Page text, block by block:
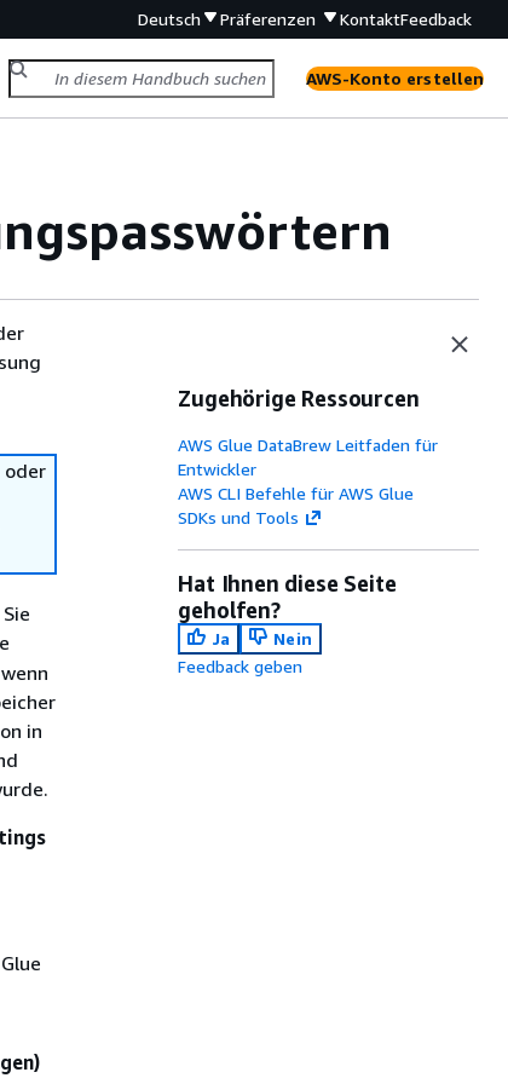
Deutsch Präferenzen KontaktFeedback
AWS-Konto erstellen
oder
in
Zugehörige Ressourcen
AWS Glue DataBrew Leitfaden für
Entwickler
AWS CLI Befehle für AWS Glue
SDKs und Tools
Hat Ihnen diese Seite
geholfen?
Ja
Nein
Feedback geben